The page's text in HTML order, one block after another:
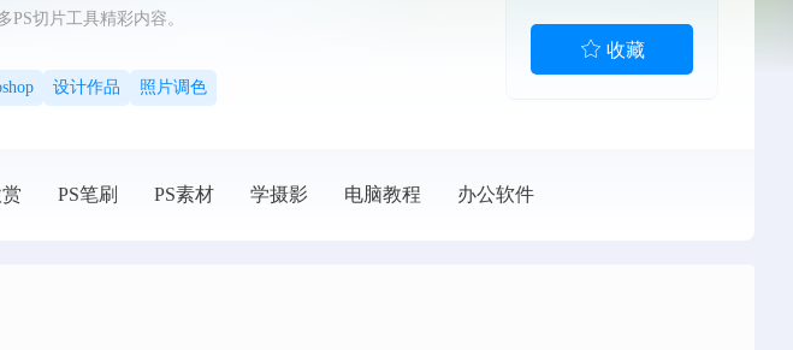
切片工具精彩内容。
设计作品 照片调色
收藏
PS笔刷 PS素材 学摄影 电脑教程 办公软件